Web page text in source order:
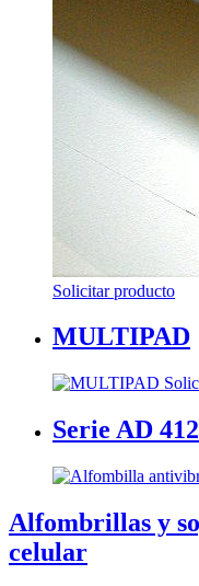
Solicitar producto
MULTIPAD
Serie AD 412
Alfombrillas y
celular